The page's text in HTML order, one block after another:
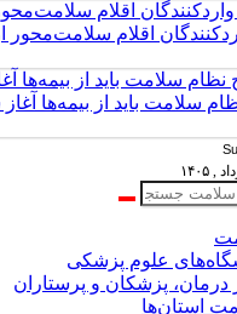
اقلام سلامت‌محور
سلامت باید از بیمه‌ها
علوم پزشکی
درمان، پزشکان و پرستاران
استان‌ها